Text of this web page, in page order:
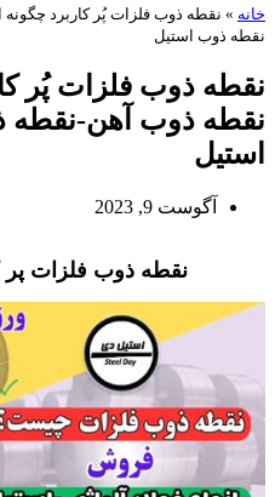
خانه » نقطه ذوب فلزات پُر کاربرد
نقطه ذوب استیل
نقطه ذوب فلزات پُر
نقطه ذوب آهن-نقطه
استیل
آگوست 9, 2023
نقطه ذوب فلزات پر